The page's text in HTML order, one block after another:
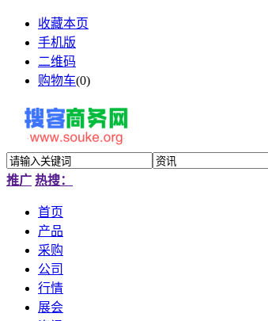
收藏本页
手机版
二维码
购物车(0)
推广 热搜：
首页
产品
采购
公司
行情
展会